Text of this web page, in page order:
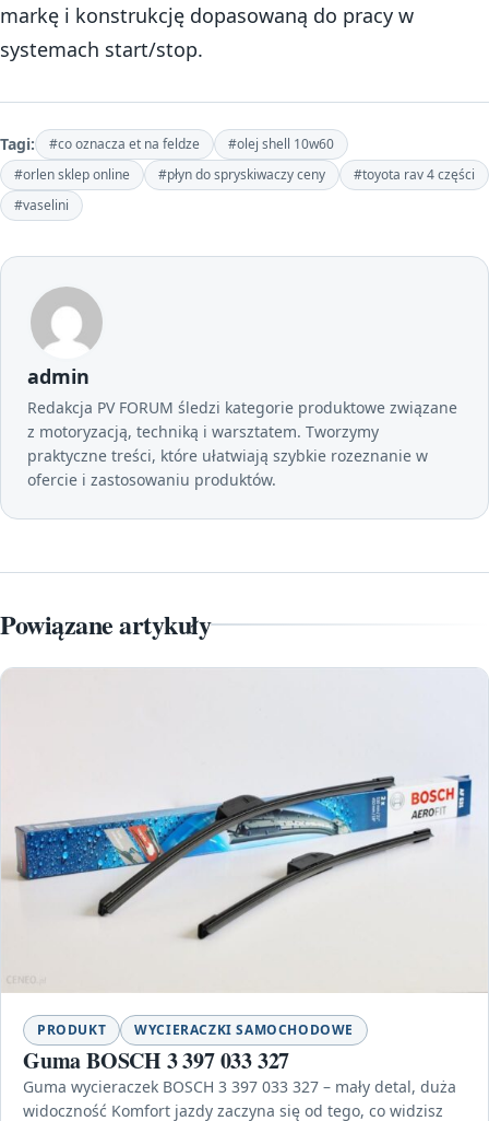
markę i konstrukcję dopasowaną do pracy w
systemach start/stop.
Tagi: #co oznacza et na feldze
#olej shell 10w60
#orlen sklep online
#płyn do spryskiwaczy ceny
#toyota rav 4 części
#vaselini
admin
Redakcja PV FORUM śledzi kategorie produktowe związane
z motoryzacją, techniką i warsztatem. Tworzymy
praktyczne treści, które ułatwiają szybkie rozeznanie w
ofercie i zastosowaniu produktów.
Powiązane artykuły
PRODUKT WYCIERACZKI SAMOCHODOWE
Guma BOSCH 3 397 033 327
Guma wycieraczek BOSCH 3 397 033 327 – mały detal, duża
widoczność Komfort jazdy zaczyna się od tego, co widzisz